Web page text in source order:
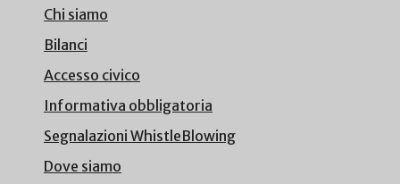
Chi siamo
Bilanci
Accesso civico
Informativa obbligatoria
Segnalazioni WhistleBlowing
Dove siamo